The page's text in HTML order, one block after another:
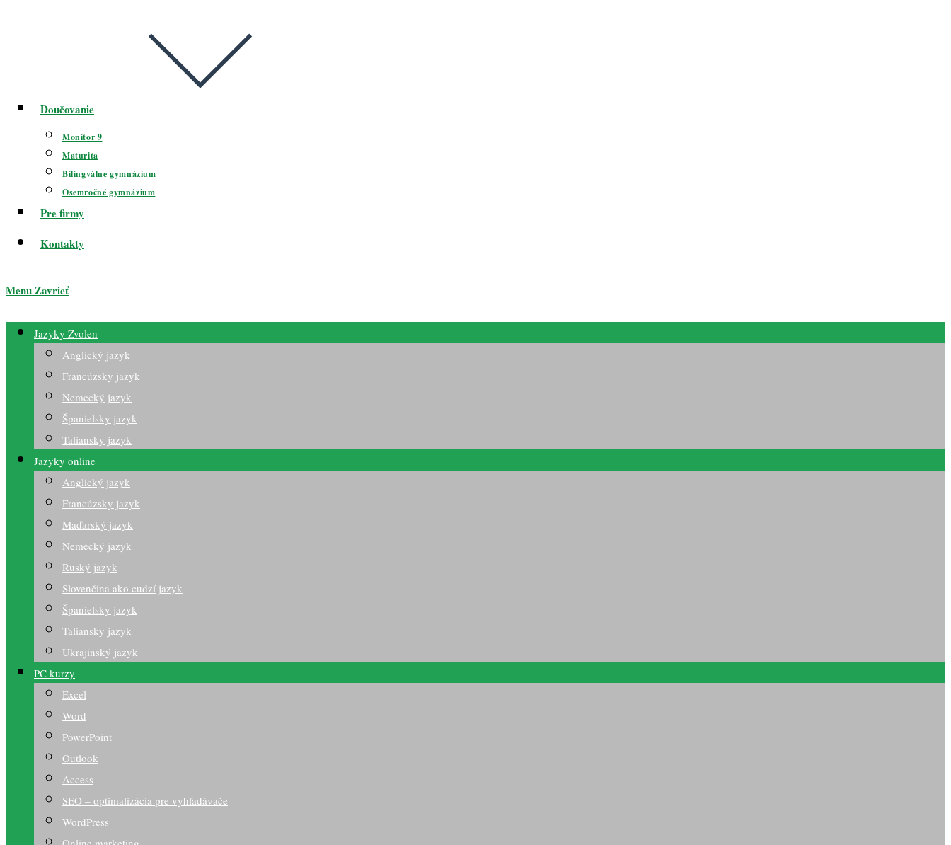
Doučovanie
Monitor 9
Maturita
Bilingválne gymnázium
Osemročné gymnázium
Pre firmy
Kontakty
MenuZavrieť
Jazyky Zvolen
Anglický jazyk
Francúzsky jazyk
Nemecký jazyk
Španielsky jazyk
Taliansky jazyk
Jazyky online
Anglický jazyk
Francúzsky jazyk
Maďarský jazyk
Nemecký jazyk
Ruský jazyk
Slovenčina ako cudzí jazyk
Španielsky jazyk
Taliansky jazyk
Ukrajinský jazyk
PC kurzy
Excel
Word
PowerPoint
Outlook
Access
SEO – optimalizácia pre vyhľadávače
WordPress